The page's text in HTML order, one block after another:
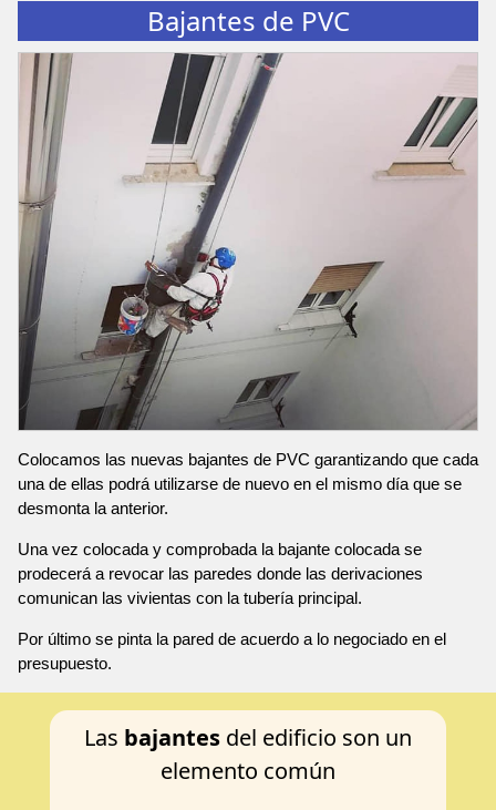
Bajantes de PVC
Colocamos las nuevas bajantes de PVC garantizando que cada
una de ellas podrá utilizarse de nuevo en el mismo día que se
desmonta la anterior.
Una vez colocada y comprobada la bajante colocada se
prodecerá a revocar las paredes donde las derivaciones
comunican las vivientas con la tubería principal.
Por último se pinta la pared de acuerdo a lo negociado en el
presupuesto.
Las bajantesdel edificio son un
elemento común